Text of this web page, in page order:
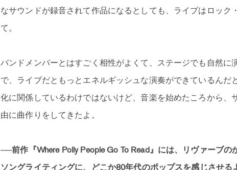
なサウンドが録音されて作品になるとしても、ライブはロック
て。
バンドメンバーとはすごく相性がよくて、ステージでも自然
で、ライブだともっとエネルギッシュな演奏ができているん
化に関係しているわけではないけど、音楽を始めたころから、
由に曲作りをしてきたよ。
──前作『Where Polly People Go To Read』には、リヴァーブ
ソングライティングに、どこか80年代のポップスを感じさせ